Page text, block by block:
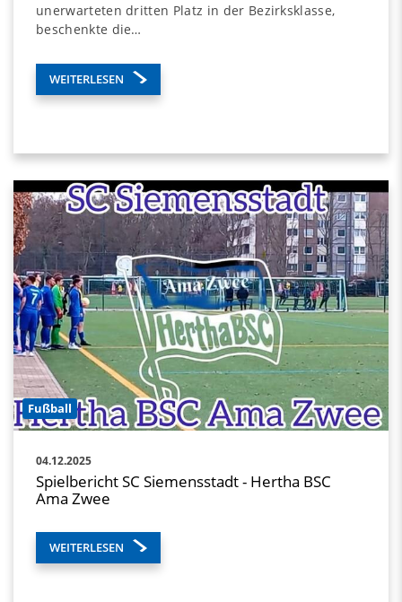
unerwarteten dritten Platz in der Bezirksklasse,
beschenkte die…
WEITERLESEN
Fußball
04.12.2025
Spielbericht SC Siemensstadt - Hertha BSC
Ama Zwee
WEITERLESEN